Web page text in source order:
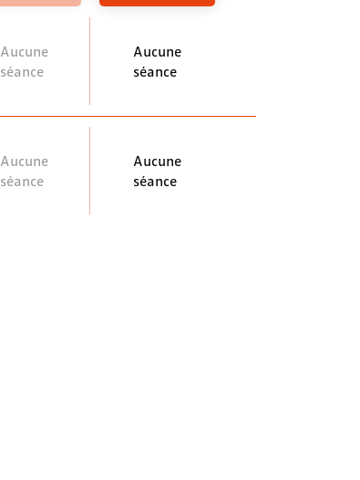
Aucune
séance
Aucune
séance
Aucune
séance
Aucune
séance